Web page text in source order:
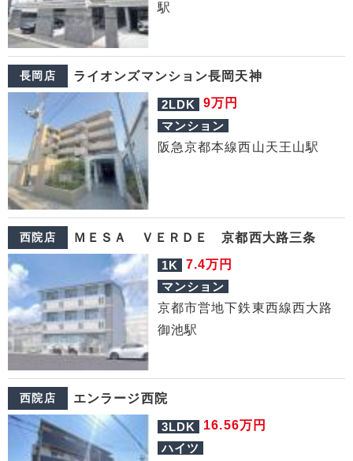
駅
長岡店 ライオンズマンション長岡天神
2LDK 9万円
マンション
阪急京都本線西山天王山駅
西院店 ＭＥＳＡ ＶＥＲＤＥ 京都西大路三条
1K 7.4万円
マンション
京都市営地下鉄東西線西大路
御池駅
西院店 エンラージ西院
3LDK 16.56万円
ハイツ